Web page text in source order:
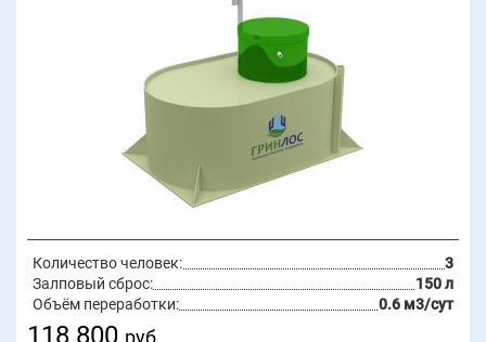
Количество человек:
3
Залповый сброс:
150 л
Объём переработки:
0.6 м3/сут
118 800 руб.